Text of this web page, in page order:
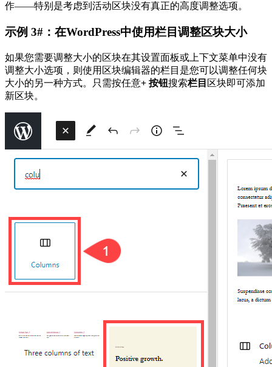
作——特别是考虑到活动区块没有真正的高度调整选项。
示例 3#：在WordPress中使用栏目调整区块大小
如果您需要调整大小的区块在其设置面板或上下文菜单中没有
调整大小选项，则使用区块编辑器的栏目是您可以调整任何块
大小的另一种方式。只需按任意+ 按钮搜索栏目 区块即可添加
新区块。